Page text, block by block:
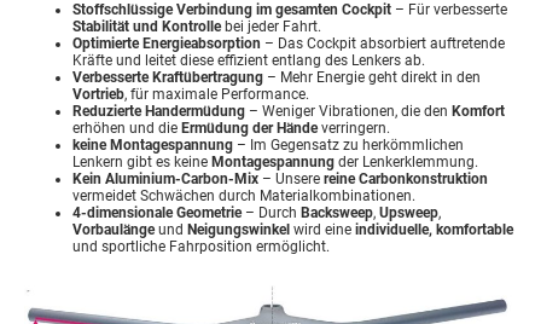
Stoffschlüssige Verbindung im gesamten Cockpit – Für verbesserte
Stabilität und Kontrollebei jeder Fahrt.
Optimierte Energieabsorption – Das Cockpit absorbiert auftretende
Kräfte und leitet diese effizient entlang des Lenkers ab.
Verbesserte Kraftübertragung – Mehr Energie geht direkt in den
Vortrieb, für maximale Performance.
Reduzierte Handermüdung – Weniger Vibrationen, die den Komfort
erhöhen und die Ermüdung der Händeverringern.
keine Montagespannung – Im Gegensatz zu herkömmlichen
Lenkern gibt es keine Montagespannung der Lenkerklemmung.
Kein Aluminium-Carbon-Mix – Unsere reine Carbonkonstruktion
vermeidet Schwächen durch Materialkombinationen.
4-dimensionale Geometrie– Durch Backsweep, Upsweep,
Vorbaulängeund Neigungswinkel wird eine individuelle, komfortable
und sportliche Fahrposition ermöglicht.